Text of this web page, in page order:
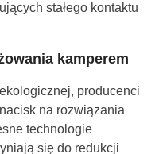
stałego kontaktu
kamperem
producenci
na rozwiązania
technologie
się do redukcji